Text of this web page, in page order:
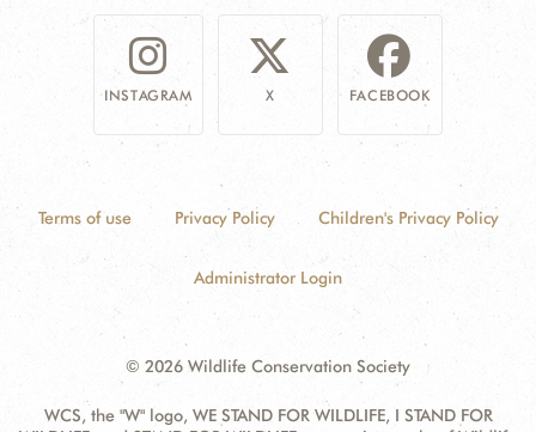
INSTAGRAM X FACEBOOK
Terms of use Privacy Policy Children's Privacy Policy
Administrator Login
© 2026 Wildlife Conservation Society
WCS, the "W" logo, WE STAND FOR WILDLIFE, I STAND FOR